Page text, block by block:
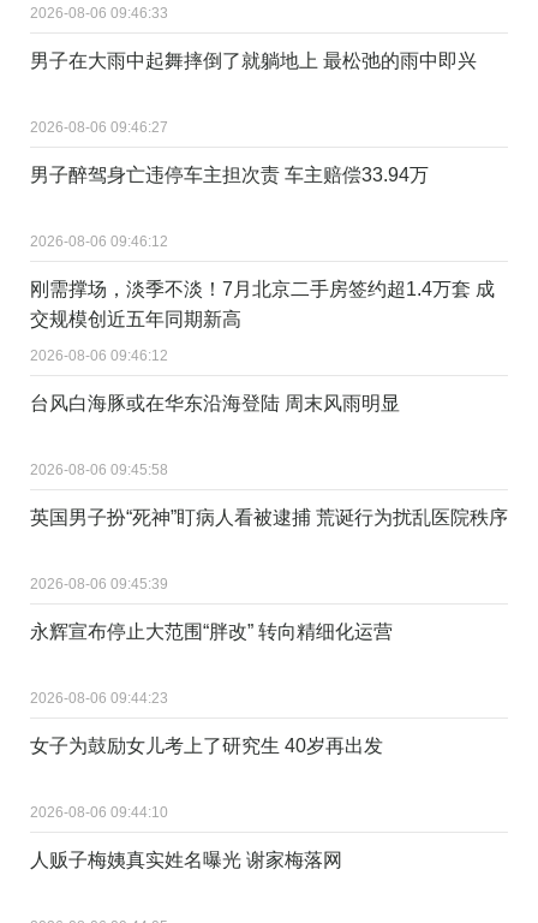
2026-08-06 09:46:33
男子在大雨中起舞摔倒了就躺地上 最松弛的雨中即兴
2026-08-06 09:46:27
男子醉驾身亡违停车主担次责 车主赔偿33.94万
2026-08-06 09:46:12
刚需撑场，淡季不淡！7月北京二手房签约超1.4万套 成
交规模创近五年同期新高
2026-08-06 09:46:12
台风白海豚或在华东沿海登陆 周末风雨明显
2026-08-06 09:45:58
英国男子扮“死神”盯病人看被逮捕 荒诞行为扰乱医院秩序
2026-08-06 09:45:39
永辉宣布停止大范围“胖改” 转向精细化运营
2026-08-06 09:44:23
女子为鼓励女儿考上了研究生 40岁再出发
2026-08-06 09:44:10
人贩子梅姨真实姓名曝光 谢家梅落网